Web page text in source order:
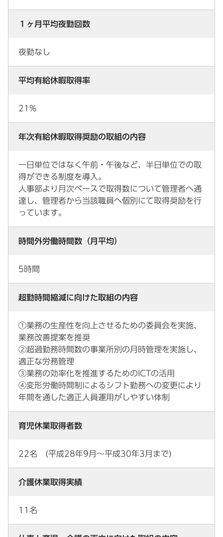
１ヶ月平均夜勤回数
夜勤なし
平均有給休暇取得率
21%
年次有給休暇取得奨励の取組の内容
一日単位ではなく午前・午後など、半日単位での取
得ができる制度を導入。
人事部より月次ベースで取得数について管理者へ通
達し、管理者から当該職員へ個別にて取得奨励を行
っています。
時間外労働時間数（月平均）
5時間
超勤時間縮減に向けた取組の内容
①業務の生産性を向上させるための委員会を実施、
業務改善提案を推奨
②超過勤務時間数の事業所別の月時管理を実施し、
適正な労務管理
③業務の効率化を推進するためのICTの活用
④変形労働時間制によるシフト勤務への変更により
年間を通した適正人員運用がしやすい体制
育児休業取得者数
22名 (平成28年9月～平成30年3月まで)
介護休業取得実績
11名